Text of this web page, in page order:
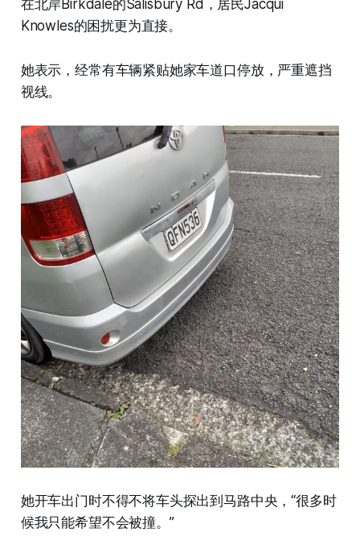
在北岸Birkdale的Salisbury Rd，居民Jacqui
Knowles的困扰更为直接。
她表示，经常有车辆紧贴她家车道口停放，严重遮挡
视线。
她开车出门时不得不将车头探出到马路中央，“很多时
候我只能希望不会被撞。”